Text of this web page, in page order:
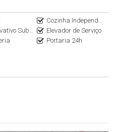
em imóveis de alto padrão
Paulo. Encontre as melhores
Cozinha Independente
Subsolo
Elevador de Serviço
Portaria 24h